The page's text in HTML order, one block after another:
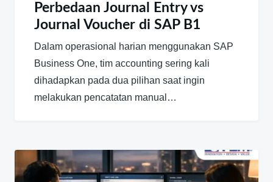
Perbedaan Journal Entry vs
Journal Voucher di SAP B1
Dalam operasional harian menggunakan SAP
Business One, tim accounting sering kali
dihadapkan pada dua pilihan saat ingin
melakukan pencatatan manual…